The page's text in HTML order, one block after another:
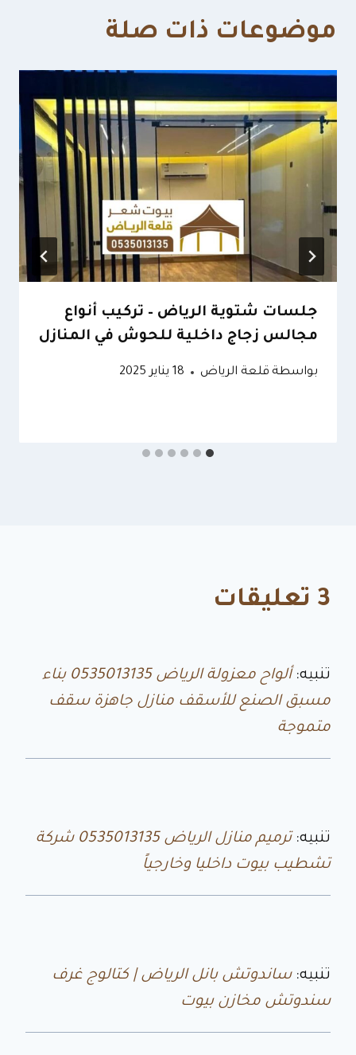
موضوعات ذات صلة
جلسات شتوية الرياض – تركيب أنواع
مجالس زجاج داخلية للحوش في المنازل
بواسطة قلعة الرياض 18 يناير 2025
3 تعليقات
تنبيه:
ألواح معزولة الرياض 0535013135 بناء
مسبق الصنع للأسقف منازل جاهزة سقف
متموجة
تنبيه:
ترميم منازل الرياض 0535013135 شركة
تشطيب بيوت داخليا وخارجياً
تنبيه:ساندوتش بانل الرياض | كتالوج غرف
سندوتش مخازن بيوت